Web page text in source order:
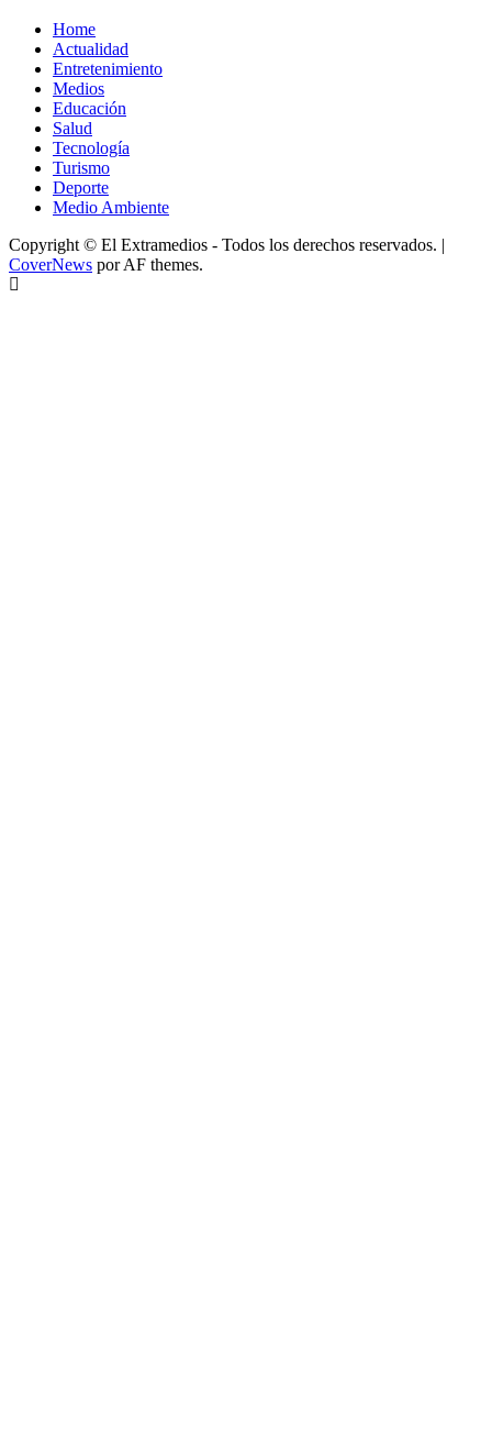
Home
Actualidad
Entretenimiento
Medios
Educación
Salud
Tecnología
Turismo
Deporte
Medio Ambiente
Copyright © El Extramedios - Todos los derechos reservados. |
CoverNews por AF themes.